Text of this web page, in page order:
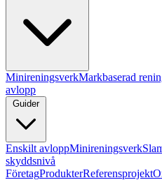
MinireningsverkMarkbaserad
avlopp
Guider
Enskilt avloppMinireningsverk
skyddsnivå
FöretagProdukterReferensprojekt